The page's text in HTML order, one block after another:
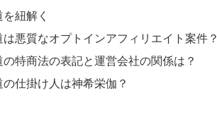
紐解く
悪質なオプトインアフィリエイト案件？
特商法の表記と運営会社の関係は？
仕掛け人は神希栄伽？